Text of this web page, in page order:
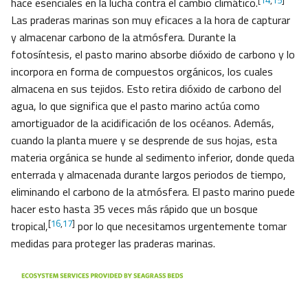
Las praderas marinas son muy eficaces a la hora de capturar
y almacenar carbono de la atmósfera. Durante la
fotosíntesis, el pasto marino absorbe dióxido de carbono y lo
incorpora en forma de compuestos orgánicos, los cuales
almacena en sus tejidos. Esto retira dióxido de carbono del
agua, lo que significa que el pasto marino actúa como
amortiguador de la acidificación de los océanos. Además,
cuando la planta muere y se desprende de sus hojas, esta
materia orgánica se hunde al sedimento inferior, donde queda
enterrada y almacenada durante largos periodos de tiempo,
eliminando el carbono de la atmósfera. El pasto marino puede
hacer esto hasta 35 veces más rápido que un bosque
tropical,[16,17] por lo que necesitamos urgentemente tomar
medidas para proteger las praderas marinas.